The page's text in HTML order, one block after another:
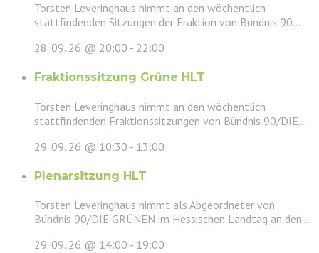
Torsten Leveringhaus nimmt an den wöchentlich
stattfindenden Sitzungen der Fraktion von Bündnis 90...
28. 09. 26 @ 20:00 - 22:00
Fraktionssitzung Grüne HLT
Torsten Leveringhaus nimmt an den wöchentlich
stattfindenden Fraktionssitzungen von Bündnis 90/DIE...
29. 09. 26 @ 10:30 - 13:00
Plenarsitzung HLT
Torsten Leveringhaus nimmt als Abgeordneter von
Bündnis 90/DIE GRÜNEN im Hessischen Landtag an den...
29. 09. 26 @ 14:00 - 19:00